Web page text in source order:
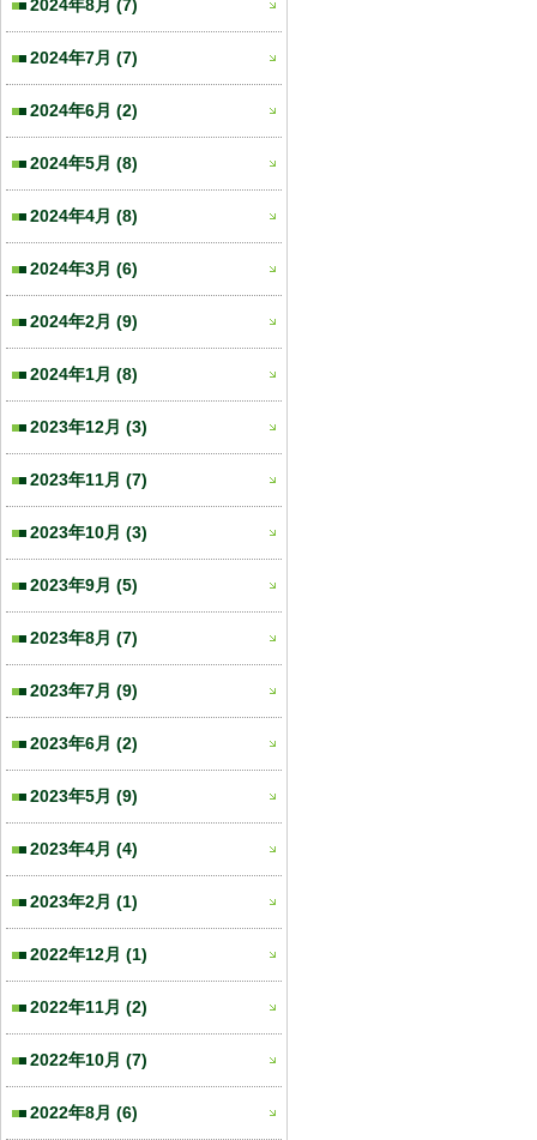
2024年8月 (7)
2024年7月 (7)
2024年6月 (2)
2024年5月 (8)
2024年4月 (8)
2024年3月 (6)
2024年2月 (9)
2024年1月 (8)
2023年12月 (3)
2023年11月 (7)
2023年10月 (3)
2023年9月 (5)
2023年8月 (7)
2023年7月 (9)
2023年6月 (2)
2023年5月 (9)
2023年4月 (4)
2023年2月 (1)
2022年12月 (1)
2022年11月 (2)
2022年10月 (7)
2022年8月 (6)